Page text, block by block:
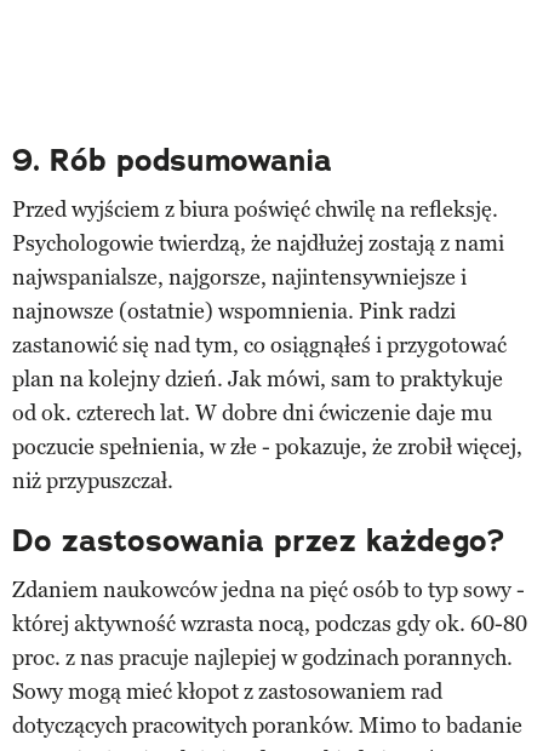
9. Rób podsumowania
Przed wyjściem z biura poświęć chwilę na refleksję.
Psychologowie twierdzą, że najdłużej zostają z nami
najwspanialsze, najgorsze, najintensywniejsze i
najnowsze (ostatnie) wspomnienia. Pink radzi
zastanowić się nad tym, co osiągnąłeś i przygotować
plan na kolejny dzień. Jak mówi, sam to praktykuje
od ok. czterech lat. W dobre dni ćwiczenie daje mu
poczucie spełnienia, w złe - pokazuje, że zrobił więcej,
niż przypuszczał.
Do zastosowania przez każdego?
Zdaniem naukowców jedna na pięć osób to typ sowy -
której aktywność wzrasta nocą, podczas gdy ok. 60-80
proc. z nas pracuje najlepiej w godzinach porannych.
Sowy mogą mieć kłopot z zastosowaniem rad
dotyczących pracowitych poranków. Mimo to badanie